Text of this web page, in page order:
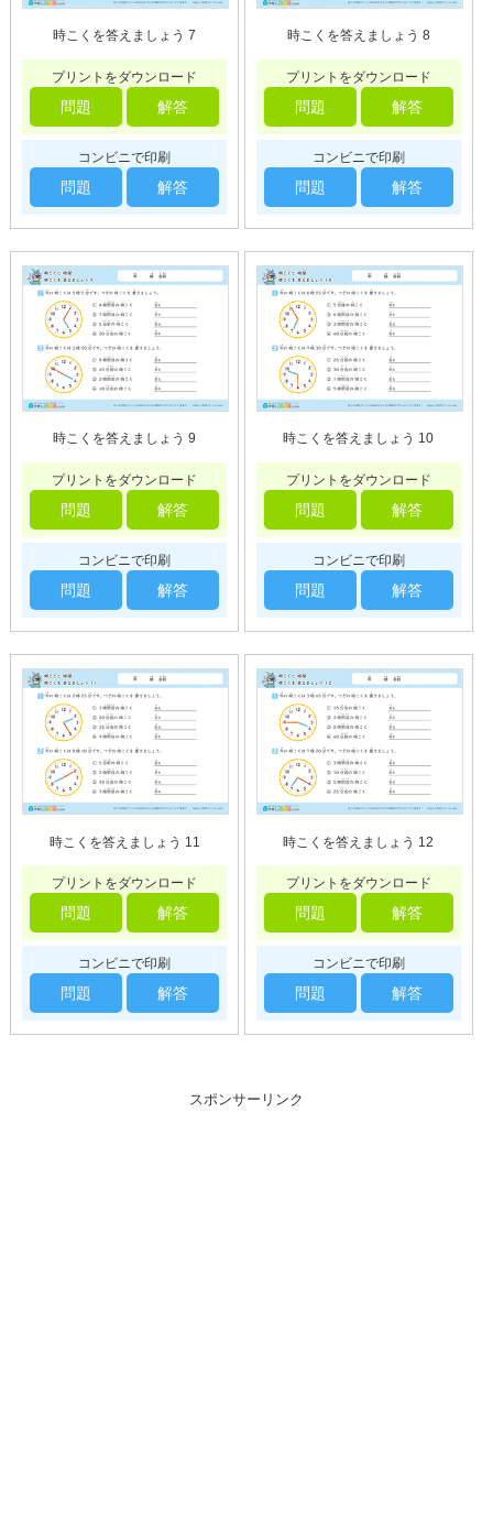
時こくを答えましょう 7
プリントをダウンロード
問題 解答
コンビニで印刷
問題 解答
時こくを答えましょう 8
プリントをダウンロード
問題 解答
コンビニで印刷
問題 解答
時こくを答えましょう 9
プリントをダウンロード
問題 解答
コンビニで印刷
問題 解答
時こくを答えましょう 10
プリントをダウンロード
問題 解答
コンビニで印刷
問題 解答
時こくを答えましょう 11
プリントをダウンロード
問題 解答
コンビニで印刷
問題 解答
時こくを答えましょう 12
プリントをダウンロード
問題 解答
コンビニで印刷
問題 解答
スポンサーリンク